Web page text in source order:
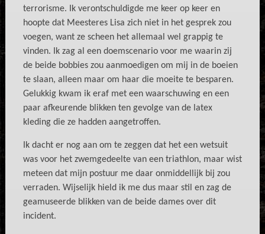
terrorisme. Ik verontschuldigde me keer op keer en
hoopte dat Meesteres Lisa zich niet in het gesprek zou
voegen, want ze scheen het allemaal wel grappig te
vinden. Ik zag al een doemscenario voor me waarin zij
de beide bobbies zou aanmoedigen om mij in de boeien
te slaan, alleen maar om haar die moeite te besparen.
Gelukkig kwam ik eraf met een waarschuwing en een
paar afkeurende blikken ten gevolge van de latex
kleding die ze hadden aangetroffen.
Ik dacht er nog aan om te zeggen dat het een wetsuit
was voor het zwemgedeelte van een triathlon, maar wist
meteen dat mijn postuur me daar onmiddellijk bij zou
verraden. Wijselijk hield ik me dus maar stil en zag de
geamuseerde blikken van de beide dames over dit
incident.